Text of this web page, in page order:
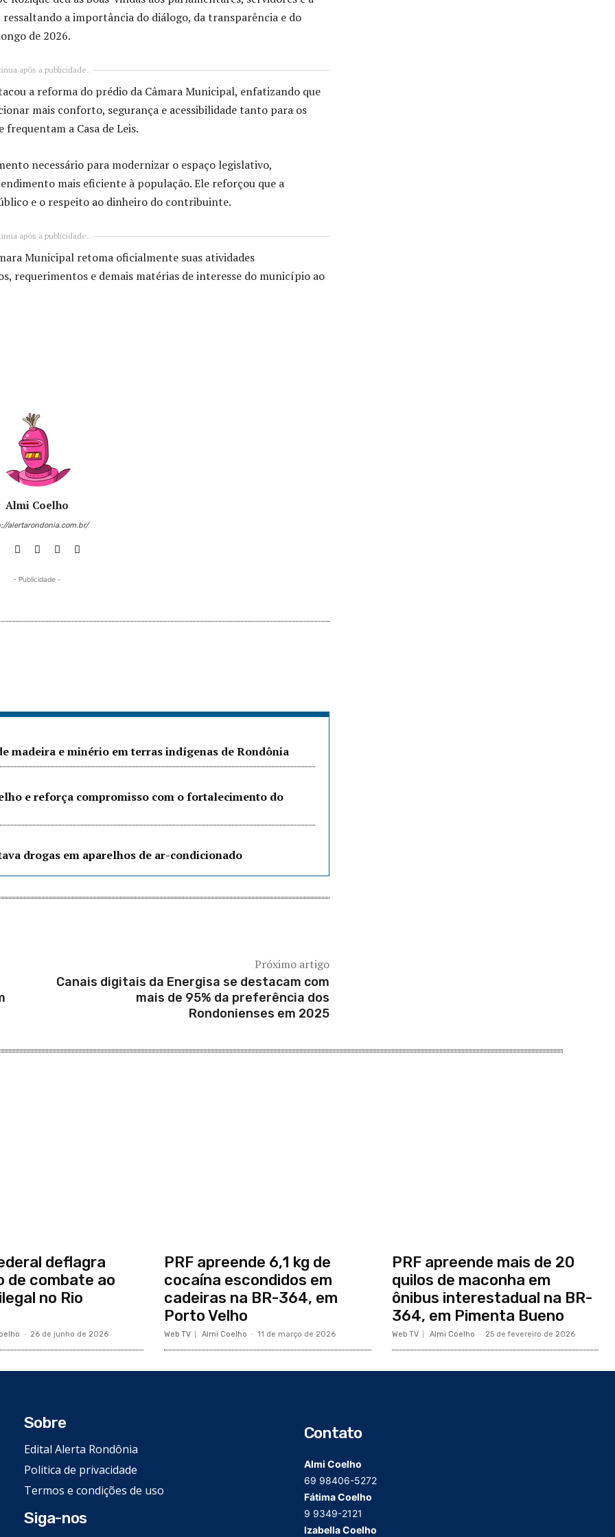
ressaltando a importância do diálogo, da transparência e do
de 2026.
após a publicidade..
a reforma do prédio da Câmara Municipal, enfatizando que
mais conforto, segurança e acessibilidade tanto para os
a Casa de Leis.
necessário para modernizar o espaço legislativo,
mais eficiente à população. Ele reforçou que a
e o respeito ao dinheiro do contribuinte.
após a publicidade..
Municipal retoma oficialmente suas atividades
requerimentos e demais matérias de interesse do município ao
Almi Coelho
alertarondonia.com.br/
- Publicidade -
madeira e minério em terras indígenas de Rondônia
e reforça compromisso com o fortalecimento do
drogas em aparelhos de ar-condicionado
Próximo artigo
Canais digitais da Energisa se destacam com
mais de 95% da preferência dos
Rondonienses em 2025
deflagra
de combate ao
no Rio
- 26 de junho de 2026
PRF apreende 6,1 kg de
cocaína escondidos em
cadeiras na BR-364, em
Porto Velho
Web TV Almi Coelho - 11 de março de 2026
PRF apreende mais de 20
quilos de maconha em
ônibus interestadual na BR-
364, em Pimenta Bueno
Web TV Almi Coelho - 25 de fevereiro de 2026
Sobre
Edital Alerta Rondônia
Politica de privacidade
Termos e condições de uso
Siga-nos
Contato
Almi Coelho
69 98406-5272
Fátima Coelho
9 9349-2121
Izabella Coelho